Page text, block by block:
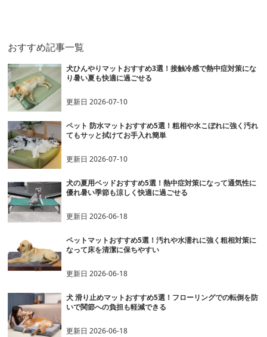
おすすめ記事一覧
犬ひんやりマットおすすめ3選！接触冷感で熱中症対策にな
り暑い夏も快適に過ごせる
更新日2026-07-10
ペット 防水マットおすすめ5選！粗相や水こぼれに強く汚れ
てもサッと拭けてお手入れ簡単
更新日2026-07-10
犬の夏用ベッドおすすめ5選！熱中症対策になって通気性に
優れ暑い季節も涼しく快適に過ごせる
更新日2026-06-18
ペットマットおすすめ5選！汚れや水濡れに強く粗相対策に
なって床を清潔に保ちやすい
更新日2026-06-18
犬 滑り止めマットおすすめ5選！フローリングでの転倒を防
いで関節への負担も軽減できる
更新日2026-06-18